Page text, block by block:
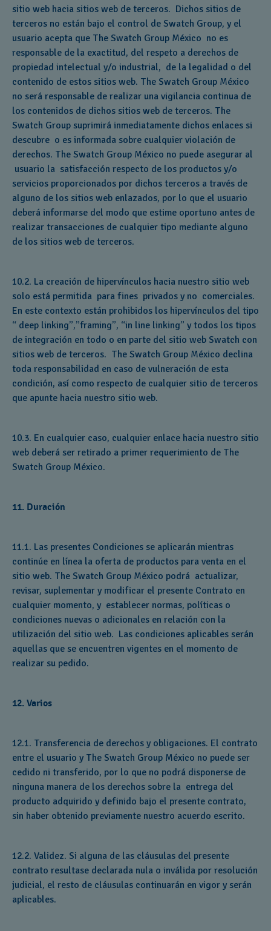
sitio web hacia sitios web de terceros. Dichos sitios de
terceros no están bajo el control de Swatch Group, y el
usuario acepta que The Swatch Group México no es
responsable de la exactitud, del respeto a derechos de
propiedad intelectual y/o industrial, de la legalidad o del
contenido de estos sitios web. The Swatch Group México
no será responsable de realizar una vigilancia continua de
los contenidos de dichos sitios web de terceros. The
Swatch Group suprimirá inmediatamente dichos enlaces si
descubre o es informada sobre cualquier violación de
derechos. The Swatch Group México no puede asegurar al
usuario la satisfacción respecto de los productos y/o
servicios proporcionados por dichos terceros a través de
alguno de los sitios web enlazados, por lo que el usuario
deberá informarse del modo que estime oportuno antes de
realizar transacciones de cualquier tipo mediante alguno
de los sitios web de terceros.
10.2. La creación de hipervínculos hacia nuestro sitio web
solo está permitida para fines privados y no comerciales.
En este contexto están prohibidos los hipervínculos del tipo
“ deep linking”,”framing”, “in line linking” y todos los tipos
de integración en todo o en parte del sitio web Swatch con
sitios web de terceros. The Swatch Group México declina
toda responsabilidad en caso de vulneración de esta
condición, así como respecto de cualquier sitio de terceros
que apunte hacia nuestro sitio web.
10.3. En cualquier caso, cualquier enlace hacia nuestro sitio
web deberá ser retirado a primer requerimiento de The
Swatch Group México.
11. Duración
11.1. Las presentes Condiciones se aplicarán mientras
continúe en línea la oferta de productos para venta en el
sitio web. The Swatch Group México podrá actualizar,
revisar, suplementar y modificar el presente Contrato en
cualquier momento, y establecer normas, políticas o
condiciones nuevas o adicionales en relación con la
utilización del sitio web. Las condiciones aplicables serán
aquellas que se encuentren vigentes en el momento de
realizar su pedido.
12. Varios
12.1. Transferencia de derechos y obligaciones. El contrato
entre el usuario y The Swatch Group México no puede ser
cedido ni transferido, por lo que no podrá disponerse de
ninguna manera de los derechos sobre la entrega del
producto adquirido y definido bajo el presente contrato,
sin haber obtenido previamente nuestro acuerdo escrito.
12.2. Validez. Si alguna de las cláusulas del presente
contrato resultase declarada nula o inválida por resolución
judicial, el resto de cláusulas continuarán en vigor y serán
aplicables.